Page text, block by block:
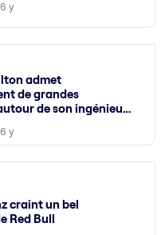
6 y
admet
de grandes
de son ingénieur
6 y
craint un bel
Red Bull